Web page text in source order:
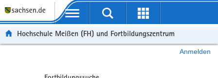
Portalübergreifende Navigation
Hochschule Meißen (FH) und Fortbildungszentrum
Anmelden